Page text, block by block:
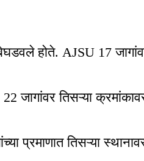
होते. AJSU 17
जागांवर तिसऱ्या
प्रमाणात तिसऱ्या